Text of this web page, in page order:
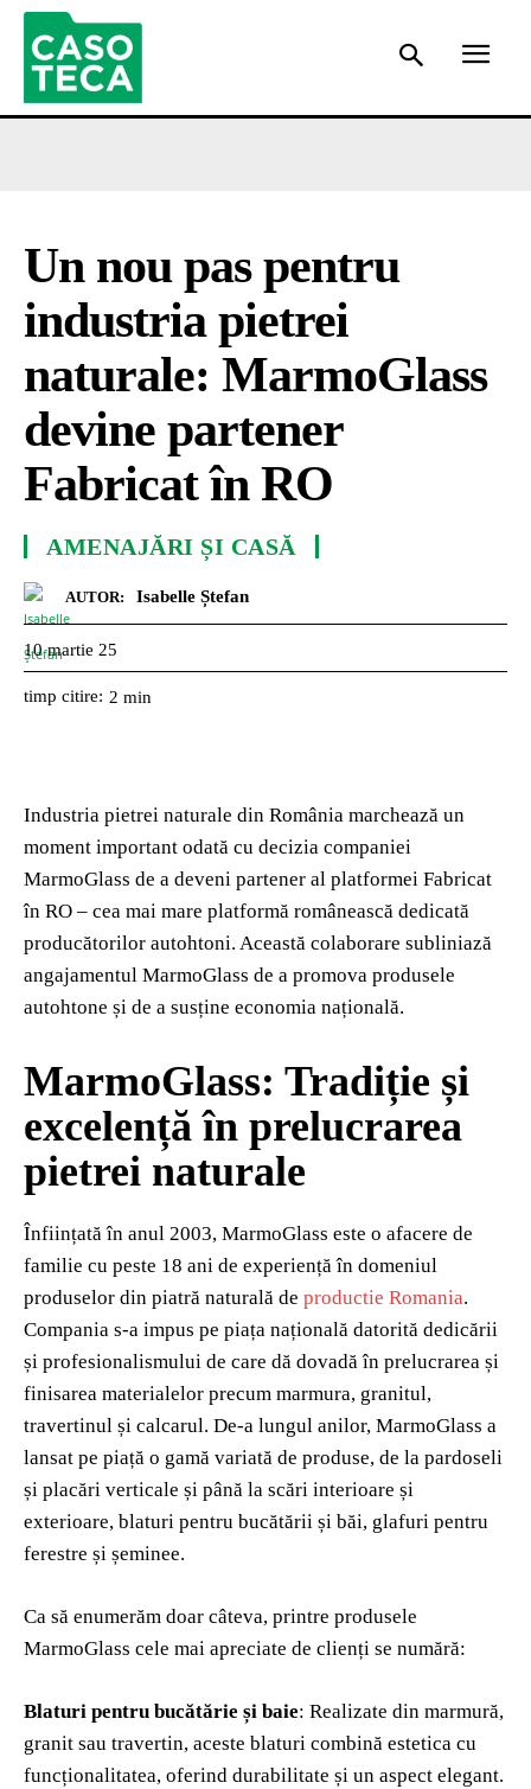
Un nou pas pentru
industria pietrei
naturale: MarmoGlass
devine partener
Fabricat în RO
AMENAJĂRI ȘI CASĂ
AUTOR: Isabelle Ștefan
10 martie 25
timp citire: 2 min
Industria pietrei naturale din România marchează un
moment important odată cu decizia companiei
MarmoGlass de a deveni partener al platformei Fabricat
în RO – cea mai mare platformă românească dedicată
producătorilor autohtoni. Această colaborare subliniază
angajamentul MarmoGlass de a promova produsele
autohtone și de a susține economia națională.
MarmoGlass: Tradiție și
excelență în prelucrarea
pietrei naturale
Înființată în anul 2003, MarmoGlass este o afacere de
familie cu peste 18 ani de experiență în domeniul
produselor din piatră naturală de productie Romania.
Compania s-a impus pe piața națională datorită dedicării
și profesionalismului de care dă dovadă în prelucrarea și
finisarea materialelor precum marmura, granitul,
travertinul și calcarul. De-a lungul anilor, MarmoGlass a
lansat pe piață o gamă variată de produse, de la pardoseli
și placări verticale și până la scări interioare și
exterioare, blaturi pentru bucătării și băi, glafuri pentru
ferestre și șeminee.
Ca să enumerăm doar câteva, printre produsele
MarmoGlass cele mai apreciate de clienți se numără:
Blaturi pentru bucătărie și baie: Realizate din marmură,
granit sau travertin, aceste blaturi combină estetica cu
funcționalitatea, oferind durabilitate și un aspect elegant.